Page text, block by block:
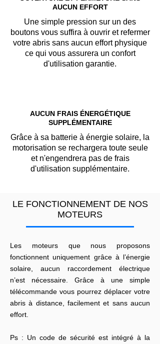
AUCUN EFFORT​
Une simple pression sur un des
boutons vous suffira à ouvrir et refermer
votre abris sans aucun effort physique
ce qui vous assurera un confort
d'utilisation garantie.
AUCUN FRAIS ÉNERGÉTIQUE
SUPPLÉMENTAIRE
Grâce à sa batterie à énergie solaire, la
motorisation se rechargera toute seule
et n'engendrera pas de frais
d'utilisation supplémentaire.
LE FONCTIONNEMENT DE NOS
MOTEURS
Les moteurs que nous proposons
fonctionnent uniquement grâce à l’énergie
solaire, aucun raccordement électrique
n’est nécessaire. Grâce à une simple
télécommande vous pourrez déplacer votre
abris à distance, facilement et sans aucun
effort.
Ps : Un code de sécurité est intégré à la